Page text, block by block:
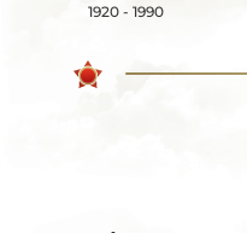
1920 - 1990